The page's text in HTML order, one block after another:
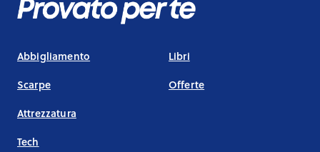
Abbigliamento
Scarpe
Attrezzatura
Tech
Libri
Offerte